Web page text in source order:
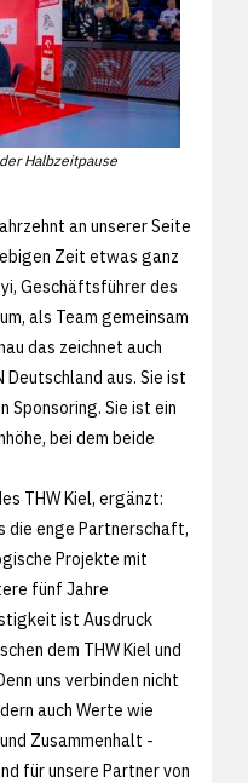
Halbzeitpause
an unserer Seite
Zeit etwas ganz
Geschäftsführer des
als Team gemeinsam
das zeichnet auch
Deutschland aus. Sie ist
Sponsoring. Sie ist ein
bei dem beide
THW Kiel, ergänzt:
die enge Partnerschaft,
Projekte mit
fünf Jahre
ist Ausdruck
dem THW Kiel und
uns verbinden nicht
auch Werte wie
Zusammenhalt -
für unsere Partner von